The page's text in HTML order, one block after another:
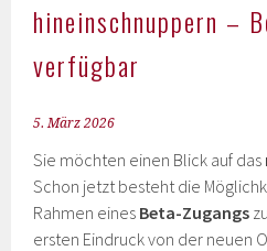
hineinschnuppern –
verfügbar
5. März 2026
Sie möchten einen Blick auf das
Schon jetzt besteht die
Rahmen eines Beta-Zugangs
ersten Eindruck von der neuen